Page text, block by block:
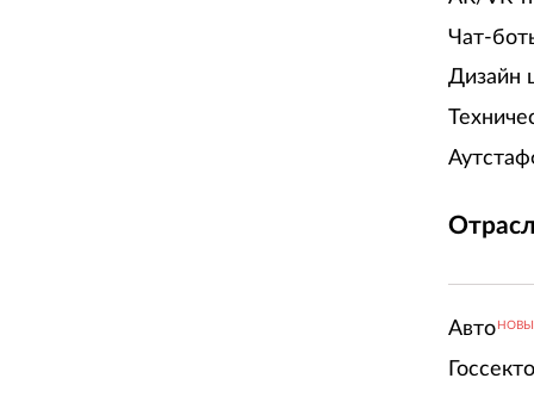
Чат-
Дизайн
Авто